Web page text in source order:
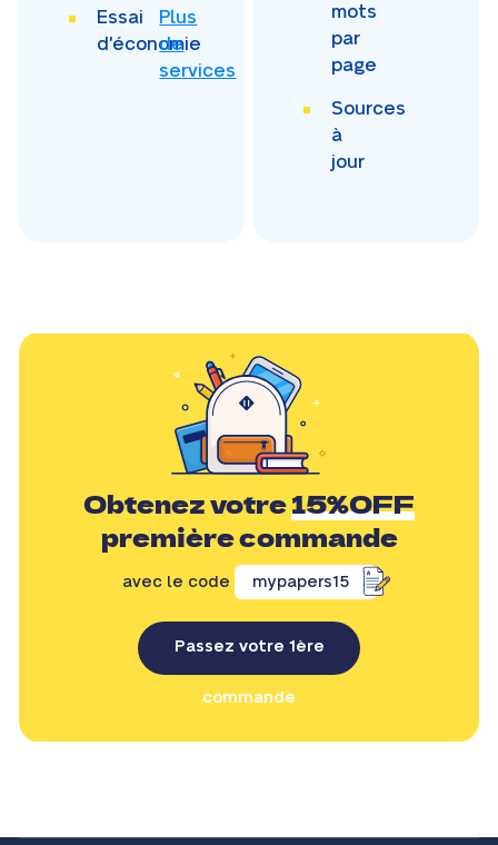
Essai
d'économie
Plus
de
services
mots
par
page
Sources
à
jour
Obtenez votre15%OFF
première commande
avec le code mypapers15
Passez votre 1ère
commande